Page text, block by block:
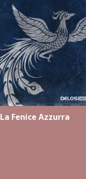
La Fenice Azzurra